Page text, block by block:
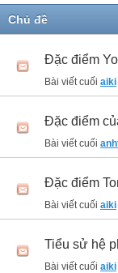
Chủ đề
Đặc điểm
Bài viết cuối aiki
Đặc điểm
Bài viết cuối
Đặc điểm
Bài viết cuối aiki
Tiểu sử hệ
Bài viết cuối aiki